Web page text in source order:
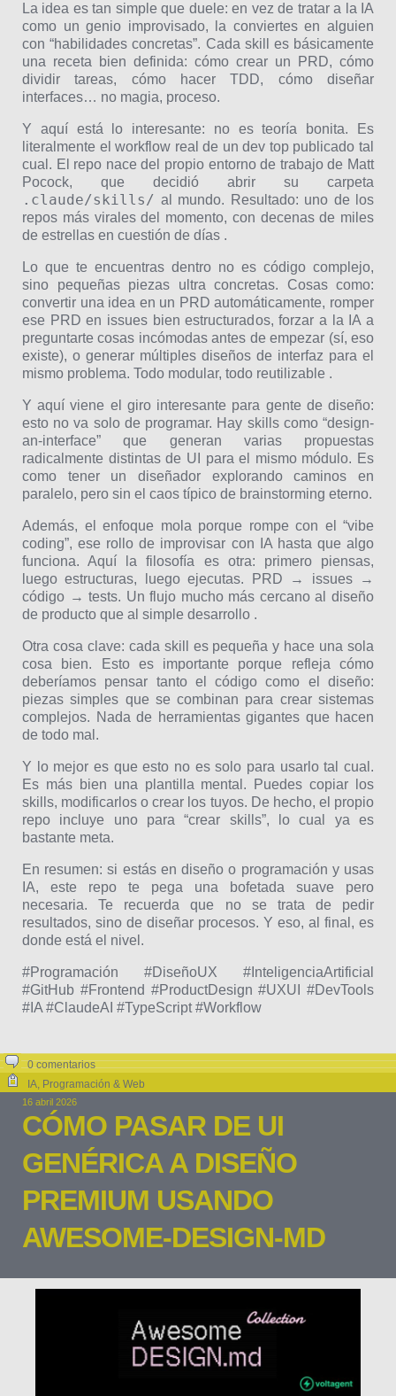
La idea es tan simple que duele: en vez de tratar a la IA
como un genio improvisado, la conviertes en alguien
con “habilidades concretas”. Cada skill es básicamente
una receta bien definida: cómo crear un PRD, cómo
dividir tareas, cómo hacer TDD, cómo diseñar
interfaces… no magia, proceso.
Y aquí está lo interesante: no es teoría bonita. Es
literalmente el workflow real de un dev top publicado tal
cual. El repo nace del propio entorno de trabajo de Matt
Pocock, que decidió abrir su carpeta
.claude/skills/ al mundo. Resultado: uno de los
repos más virales del momento, con decenas de miles
de estrellas en cuestión de días .
Lo que te encuentras dentro no es código complejo,
sino pequeñas piezas ultra concretas. Cosas como:
convertir una idea en un PRD automáticamente, romper
ese PRD en issues bien estructurados, forzar a la IA a
preguntarte cosas incómodas antes de empezar (sí, eso
existe), o generar múltiples diseños de interfaz para el
mismo problema. Todo modular, todo reutilizable .
Y aquí viene el giro interesante para gente de diseño:
esto no va solo de programar. Hay skills como “design-
an-interface” que generan varias propuestas
radicalmente distintas de UI para el mismo módulo. Es
como tener un diseñador explorando caminos en
paralelo, pero sin el caos típico de brainstorming eterno.
Además, el enfoque mola porque rompe con el “vibe
coding”, ese rollo de improvisar con IA hasta que algo
funciona. Aquí la filosofía es otra: primero piensas,
luego estructuras, luego ejecutas. PRD → issues →
código → tests. Un flujo mucho más cercano al diseño
de producto que al simple desarrollo .
Otra cosa clave: cada skill es pequeña y hace una sola
cosa bien. Esto es importante porque refleja cómo
deberíamos pensar tanto el código como el diseño:
piezas simples que se combinan para crear sistemas
complejos. Nada de herramientas gigantes que hacen
de todo mal.
Y lo mejor es que esto no es solo para usarlo tal cual.
Es más bien una plantilla mental. Puedes copiar los
skills, modificarlos o crear los tuyos. De hecho, el propio
repo incluye uno para “crear skills”, lo cual ya es
bastante meta.
En resumen: si estás en diseño o programación y usas
IA, este repo te pega una bofetada suave pero
necesaria. Te recuerda que no se trata de pedir
resultados, sino de diseñar procesos. Y eso, al final, es
donde está el nivel.
#Programación #DiseñoUX #InteligenciaArtificial
#GitHub #Frontend #ProductDesign #UXUI #DevTools
#IA #ClaudeAI #TypeScript #Workflow
0 comentarios
IA, Programación & Web
16 abril 2026
CÓMO PASAR DE UI
GENÉRICA A DISEÑO
PREMIUM USANDO
AWESOME-DESIGN-MD